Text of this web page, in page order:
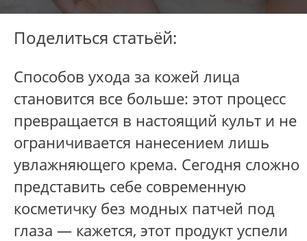
Поделиться статьёй:
Способов ухода за кожей лица
становится все больше: этот процесс
превращается в настоящий культ и не
ограничивается нанесением лишь
увлажняющего крема. Сегодня сложно
представить себе современную
косметичку без модных патчей под
глаза — кажется, этот продукт успели